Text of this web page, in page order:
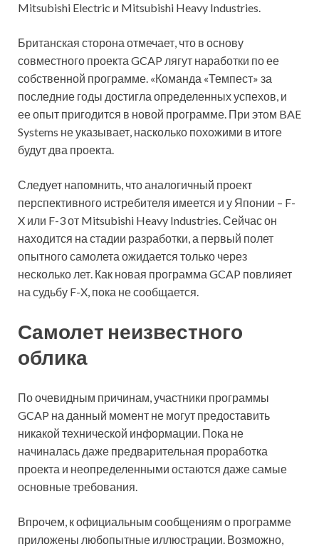
Mitsubishi Electric и Mitsubishi Heavy Industries.
Британская сторона отмечает, что в основу
совместного проекта GCAP лягут наработки по ее
собственной программе. «Команда «Темпест» за
последние годы достигла определенных успехов, и
ее опыт пригодится в новой программе. При этом BAE
Systems не указывает, насколько похожими в итоге
будут два проекта.
Следует напомнить, что аналогичный проект
перспективного истребителя имеется и у Японии – F-
X или F-3 от Mitsubishi Heavy Industries. Сейчас он
находится на стадии разработки, а первый полет
опытного самолета ожидается только через
несколько лет. Как новая программа GCAP повлияет
на судьбу F-X, пока не сообщается.
Самолет неизвестного
облика
По очевидным причинам, участники программы
GCAP на данный момент не могут предоставить
никакой технической информации. Пока не
начиналась даже предварительная проработка
проекта и неопределенными остаются даже самые
основные требования.
Впрочем, к официальным сообщениям о программе
приложены любопытные иллюстрации. Возможно,